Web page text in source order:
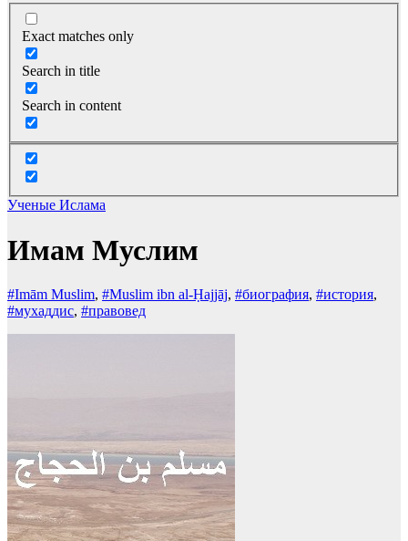
Exact matches only
Search in title
Search in content
Ученые Ислама
Имам Муслим
#Imām Muslim, #Muslim ibn al-Ḥajjāj, #биография, #история,
#мухаддис, #правовед